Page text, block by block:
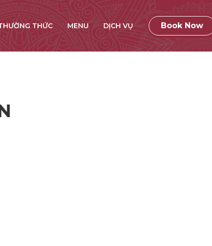
THỨC MENU DỊCH VỤ Book Now